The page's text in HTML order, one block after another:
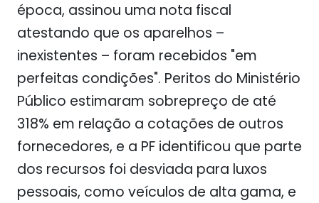
época, assinou uma nota fiscal
atestando que os aparelhos –
inexistentes – foram recebidos "em
perfeitas condições". Peritos do Ministério
Público estimaram sobrepreço de até
318% em relação a cotações de outros
fornecedores, e a PF identificou que parte
dos recursos foi desviada para luxos
pessoais, como veículos de alta gama, e